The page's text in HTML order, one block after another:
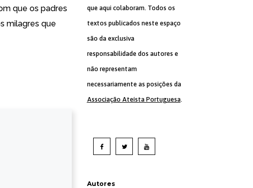
que os padres
milagres que
que aqui colaboram. Todos os
textos publicados neste espaço
são da exclusiva
responsabilidade dos autores e
não representam
necessariamente as posições da
Associação Ateísta Portuguesa.
Autores